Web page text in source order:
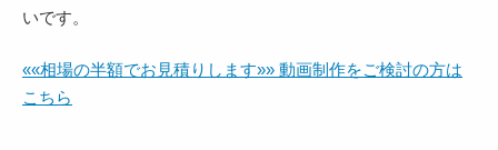
いです。
««相場の半額でお見積りします»» 動画制作をご検討の方は
こちら